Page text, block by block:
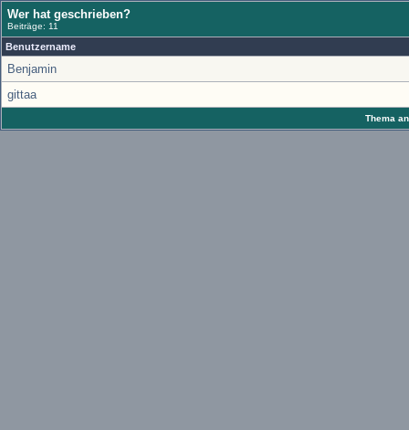
Wer hat geschrieben?
Beiträge: 11
Benutzername
Benjamin
gittaa
Thema